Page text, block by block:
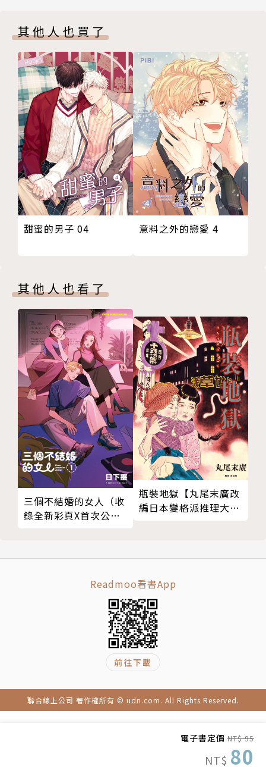
電子書定價 NT$ 95
NT$ 80
其他人也買了
甜蜜的男子 04 意料之外的戀愛 4
其他人也看了
三個不結婚的女人（收
錄全新彩頁X首次公開
瓶裝地獄【丸尾末廣改
編日本變格派推理大師
Readmoo看書App
前往下載
聯合線上公司 著作權所有 © udn.com. All Rights Reserved.